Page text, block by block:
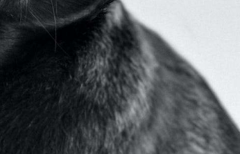
Cachorros